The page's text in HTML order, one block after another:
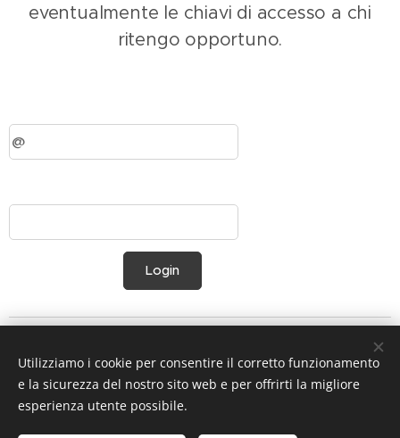
eventualmente le chiavi di accesso a chi
ritengo opportuno.
Login
Utilizziamo i cookie per consentire il corretto funzionamento
e la sicurezza del nostro sito web e per offrirti la migliore
esperienza utente possibile.